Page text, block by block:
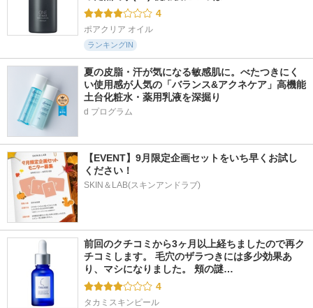
4
ポアクリア オイル
ランキングIN
夏の皮脂・汗が気になる敏感肌に。べたつきにく
い使用感が人気の「バランス&アクネケア」高機能
土台化粧水・薬用乳液を深掘り
d プログラム
【EVENT】9月限定企画セットをいち早くお試し
ください！
SKIN＆LAB(スキンアンドラブ)
前回のクチコミから3ヶ月以上経ちましたので再ク
チコミします。 毛穴のザラつきには多少効果あ
り、マシになりました。 頬の謎…
4
タカミスキンピール